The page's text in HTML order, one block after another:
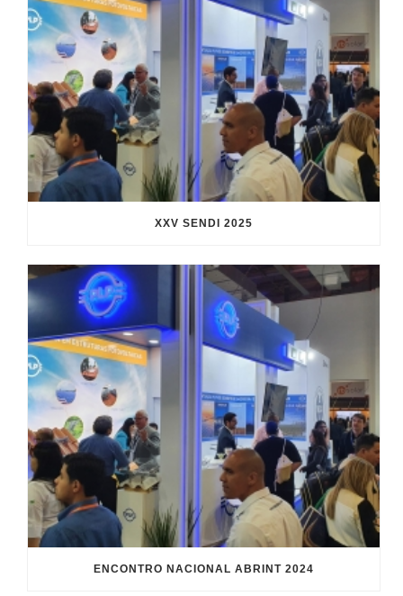
XXV SENDI 2025
ENCONTRO NACIONAL ABRINT 2024